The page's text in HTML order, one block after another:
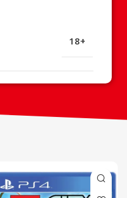
18+